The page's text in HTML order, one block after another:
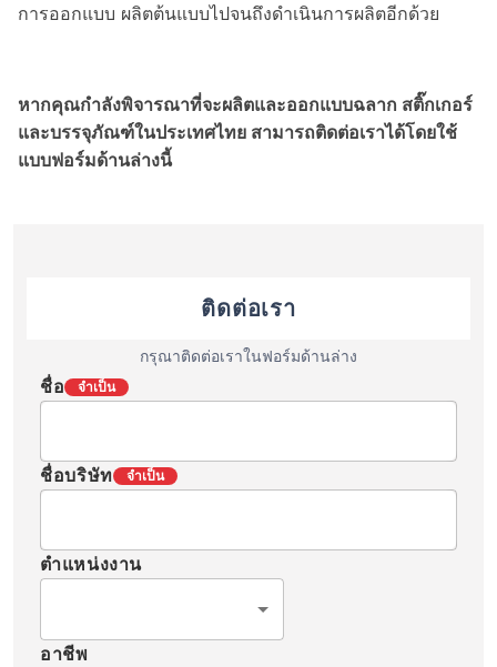
การออกแบบ ผลิตต้นแบบไปจนถึงดำเนินการผลิตอีกด้วย
หากคุณกำลังพิจารณาที่จะผลิตและออกแบบฉลาก สติ๊กเกอร์
และบรรจุภัณฑ์ในประเทศไทย สามารถติดต่อเราได้โดยใช้
แบบฟอร์มด้านล่างนี้
ติดต่อเรา
กรุณาติดต่อเราในฟอร์มด้านล่าง
ชื่อ จำเป็น
ชื่อบริษัท จำเป็น
ตำแหน่งงาน
อาชีพ